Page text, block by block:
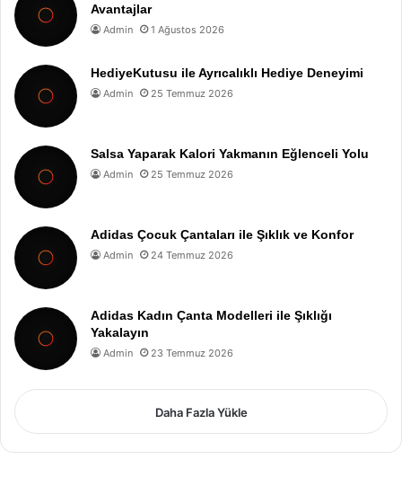
Avantajlar
Admin 1 Ağustos 2026
HediyeKutusu ile Ayrıcalıklı Hediye Deneyimi
Admin 25 Temmuz 2026
Salsa Yaparak Kalori Yakmanın Eğlenceli Yolu
Admin 25 Temmuz 2026
Adidas Çocuk Çantaları ile Şıklık ve Konfor
Admin 24 Temmuz 2026
Adidas Kadın Çanta Modelleri ile Şıklığı
Yakalayın
Admin 23 Temmuz 2026
Daha Fazla Yükle